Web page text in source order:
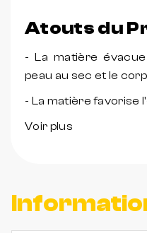
Atouts du
- La matière
peau au sec et le
- La matière favorise
Voir plus